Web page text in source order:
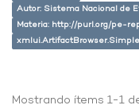
Autor: Sistema Nacional de
Materia: http://purl.org/pe-
Mostrando ítems 1-1